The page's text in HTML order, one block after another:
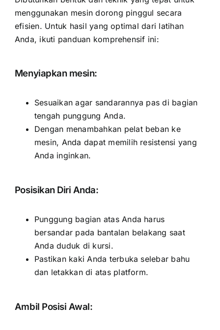
menggunakan mesin dorong pinggul secara
efisien. Untuk hasil yang optimal dari latihan
Anda, ikuti panduan komprehensif ini:
Menyiapkan mesin:
Sesuaikan agar sandarannya pas di bagian
tengah punggung Anda.
Dengan menambahkan pelat beban ke
mesin, Anda dapat memilih resistensi yang
Anda inginkan.
Posisikan Diri Anda:
Punggung bagian atas Anda harus
bersandar pada bantalan belakang saat
Anda duduk di kursi.
Pastikan kaki Anda terbuka selebar bahu
dan letakkan di atas platform.
Ambil Posisi Awal: